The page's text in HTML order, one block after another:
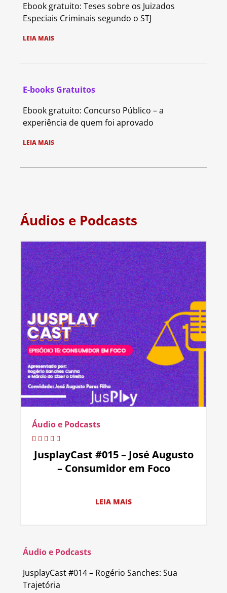
Ebook gratuito: Teses sobre os Juizados
Especiais Criminais segundo o STJ
LEIA MAIS
E-books Gratuitos
Ebook gratuito: Concurso Público – a
experiência de quem foi aprovado
LEIA MAIS
Áudios e Podcasts
Áudio e Podcasts
JusplayCast #015 – José Augusto
– Consumidor em Foco
LEIA MAIS
Áudio e Podcasts
JusplayCast #014 – Rogério Sanches: Sua
Trajetória